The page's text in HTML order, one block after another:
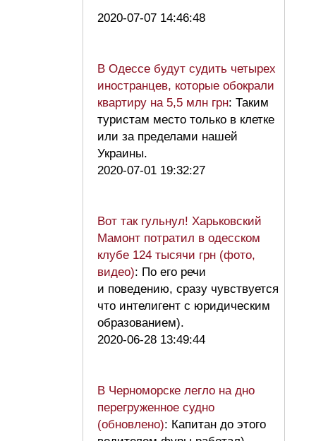
2020-07-07 14:46:48
В Одессе будут судить четырех
иностранцев, которые обокрали
квартиру на 5,5 млн грн: Таким
туристам место только в клетке
или за пределами нашей
Украины.
2020-07-01 19:32:27
Вот так гульнул! Харьковский
Мамонт потратил в одесском
клубе 124 тысячи грн (фото,
видео): По его речи
и поведению, сразу чувствуется
что интелигент с юридическим
образованием).
2020-06-28 13:49:44
В Черноморске легло на дно
перегруженное судно
(обновлено): Капитан до этого